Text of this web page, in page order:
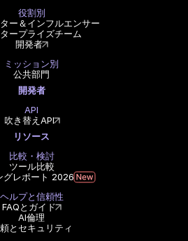
役割別
ー＆インフルエンサー
ープライズチーム
開発者
ミッション別
公共部門
開発者
API
吹き替えAPI
リソース
比較・検討
ツール比較
グレポート 2026
ヘルプと信頼性
FAQとガイド
AI倫理
とセキュリティ